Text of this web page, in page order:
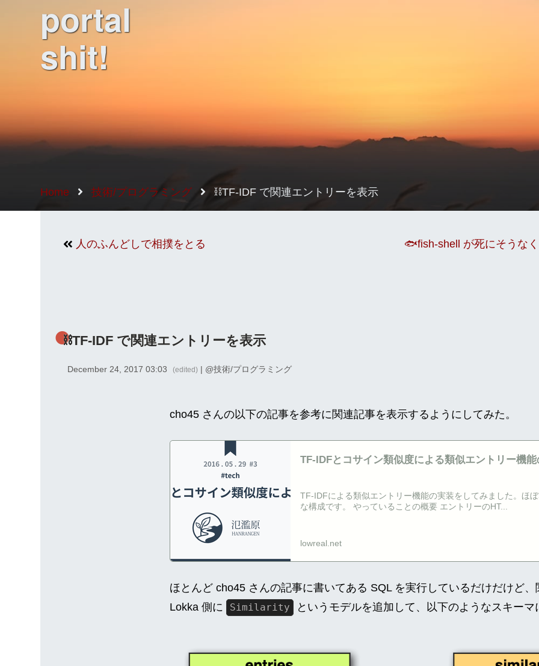
portal
shit!
Home 技術/プログラミング ⛓TF-IDF で関連エントリーを表示
人のふんどしで相撲をとる 🐟fish-shell が死にそうな
⛓TF-IDF で関連エントリーを表示
December 24, 2017 03:03 (edited) | @技術/プログラミング
cho45 さんの以下の記事を参考に関連記事を表示するようにしてみた。
TF-IDFとコサイン類似度による類似エントリー機
TF-IDFによる類似エントリー機能の実装をしてみました。ほ
な構成です。 やっていることの概要 エントリーのHT...
lowreal.net
ほとんど cho45 さんの記事に書いてある SQL を実行しているだけだけど
Lokka 側に
Similarity というモデルを追加して、以下のようなスキーマ